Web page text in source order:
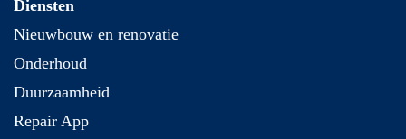
Diensten
Nieuwbouw en renovatie
Onderhoud
Duurzaamheid
Repair App